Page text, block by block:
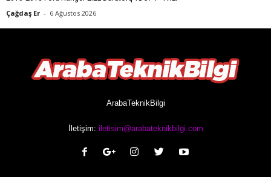
Çağdaş Er - 6 Ağustos 2026
ArabaTeknikBilgi
İletişim: iletisim@arabateknikbilgi.com